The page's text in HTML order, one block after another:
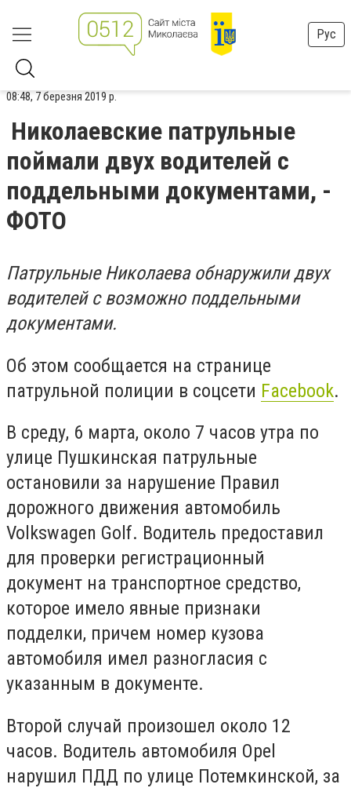
Рус
08:48, 7 березня 2019 р.
Николаевские патрульные
поймали двух водителей с
поддельными документами, -
ФОТО
Патрульные Николаева обнаружили двух
водителей с возможно поддельными
документами.
Об этом сообщается на странице
патрульной полиции в соцсети Facebook.
В среду, 6 марта, около 7 часов утра по
улице Пушкинская патрульные
остановили за нарушение Правил
дорожного движения автомобиль
Volkswagen Golf. Водитель предоставил
для проверки регистрационный
документ на транспортное средство,
которое имело явные признаки
подделки, причем номер кузова
автомобиля имел разногласия с
указанным в документе.
Второй случай произошел около 12
часов. Водитель автомобиля Opel
нарушил ПДД по улице Потемкинской, за